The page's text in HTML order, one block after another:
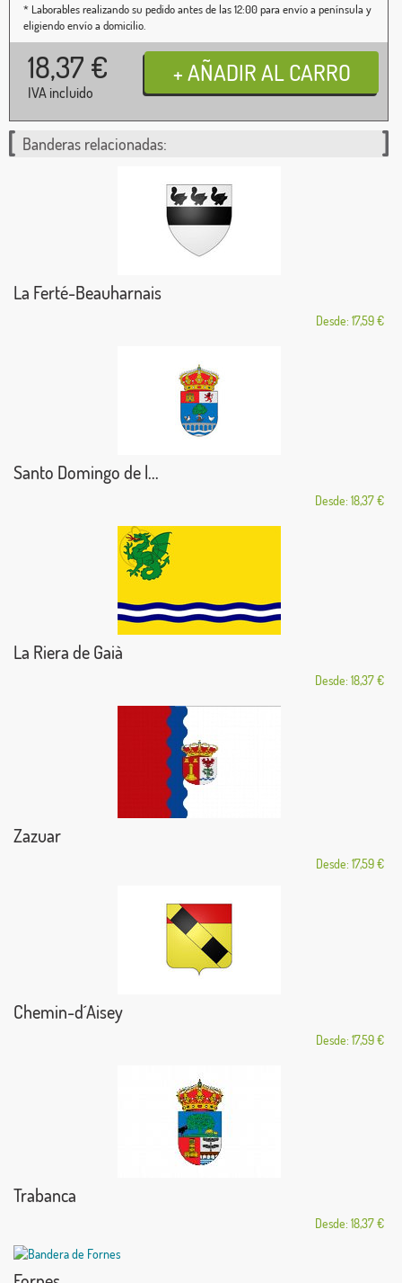
* Laborables realizando su pedido antes de las 12:00 para envío a península y
eligiendo envío a domicilio.
18,37 €
IVA incluido
Banderas relacionadas:
La Ferté-Beauharnais
Desde: 17,59 €
Santo Domingo de l...
Desde: 18,37 €
La Riera de Gaià
Desde: 18,37 €
Zazuar
Desde: 17,59 €
Chemin-d´Aisey
Desde: 17,59 €
Trabanca
Desde: 18,37 €